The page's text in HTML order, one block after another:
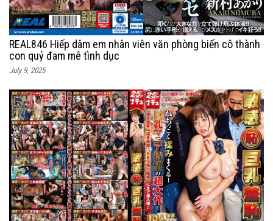
REAL846 Hiếp dâm em nhân viên văn phòng biến cô thành
con quỷ đam mê tình dục
July 9, 2025